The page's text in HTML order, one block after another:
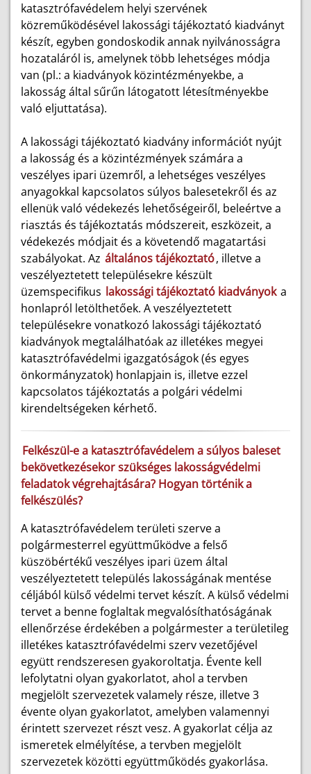
katasztrófavédelem helyi szervének
közreműködésével lakossági tájékoztató kiadványt
készít, egyben gondoskodik annak nyilvánosságra
hozataláról is, amelynek több lehetséges módja
van (pl.: a kiadványok közintézményekbe, a
lakosság által sűrűn látogatott létesítményekbe
való eljuttatása).
A lakossági tájékoztató kiadvány információt nyújt
a lakosság és a közintézmények számára a
veszélyes ipari üzemről, a lehetséges veszélyes
anyagokkal kapcsolatos súlyos balesetekről és az
ellenük való védekezés lehetőségeiről, beleértve a
riasztás és tájékoztatás módszereit, eszközeit, a
védekezés módjait és a követendő magatartási
szabályokat. Az általános tájékoztató, illetve a
veszélyeztetett településekre készült
üzemspecifikus lakossági tájékoztató kiadványok a
honlapról letölthetőek. A veszélyeztetett
településekre vonatkozó lakossági tájékoztató
kiadványok megtalálhatóak az illetékes megyei
katasztrófavédelmi igazgatóságok (és egyes
önkormányzatok) honlapjain is, illetve ezzel
kapcsolatos tájékoztatás a polgári védelmi
kirendeltségeken kérhető.
Felkészül-e a katasztrófavédelem a súlyos baleset
bekövetkezésekor szükséges lakosságvédelmi
feladatok végrehajtására? Hogyan történik a
felkészülés?
A katasztrófavédelem területi szerve a
polgármesterrel együttműködve a felső
küszöbértékű veszélyes ipari üzem által
veszélyeztetett település lakosságának mentése
céljából külső védelmi tervet készít. A külső védelmi
tervet a benne foglaltak megvalósíthatóságának
ellenőrzése érdekében a polgármester a területileg
illetékes katasztrófavédelmi szerv vezetőjével
együtt rendszeresen gyakoroltatja. Évente kell
lefolytatni olyan gyakorlatot, ahol a tervben
megjelölt szervezetek valamely része, illetve 3
évente olyan gyakorlatot, amelyben valamennyi
érintett szervezet részt vesz. A gyakorlat célja az
ismeretek elmélyítése, a tervben megjelölt
szervezetek közötti együttműködés gyakorlása.